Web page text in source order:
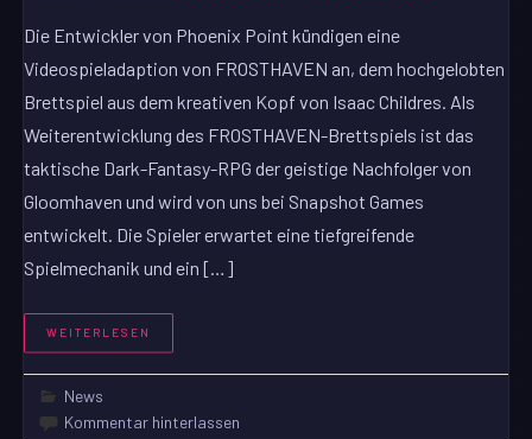
Die Entwickler von Phoenix Point kündigen eine
Videospieladaption von FROSTHAVEN an, dem hochgelobten
Brettspiel aus dem kreativen Kopf von Isaac Childres. Als
Weiterentwicklung des FROSTHAVEN-Brettspiels ist das
taktische Dark-Fantasy-RPG der geistige Nachfolger von
Gloomhaven und wird von uns bei Snapshot Games
entwickelt. Die Spieler erwartet eine tiefgreifende
Spielmechanik und ein […]
WEITERLESEN
News
Kommentar hinterlassen